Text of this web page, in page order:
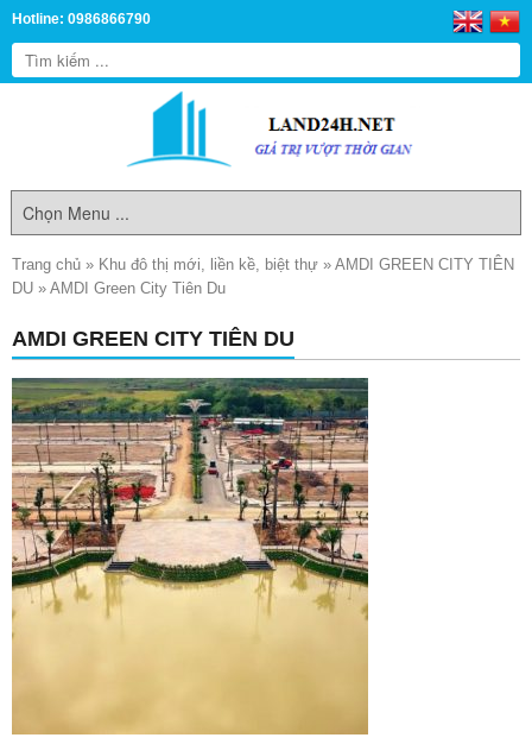
Hotline: 0986866790
Trang chủ » Khu đô thị mới, liền kề, biệt thự » AMDI GREEN CITY TIÊN
DU » AMDI Green City Tiên Du
AMDI GREEN CITY TIÊN DU